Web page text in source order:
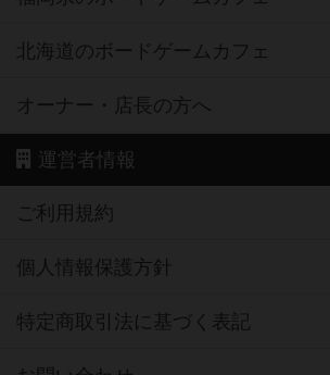
北海道のボードゲームカフェ
オーナー・店長の方へ
運営者情報
ご利用規約
個人情報保護方針
特定商取引法に基づく表記